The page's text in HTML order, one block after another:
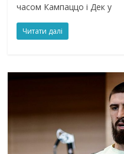
часом Кампаццо і Дек у
Читати далі